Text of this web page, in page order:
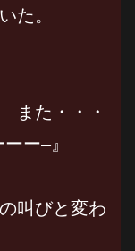
た。
また・・・
ー–』
叫びと変わ